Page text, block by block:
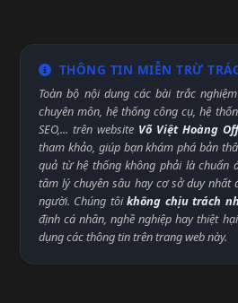
THÔNG TIN MIỄN TRỪ
Toàn bộ nội dung các bài trắc
chuyên môn, hệ thống công cụ, hệ
SEO,... trên website Võ Việt Hoàng
tham khảo, giúp bạn khám phá bản
quả từ hệ thống không phải là chuẩn
tâm lý chuyên sâu hay cơ sở duy nhất
người. Chúng tôikhông chịu trách
định cá nhân, nghề nghiệp hay thiệt
dụng các thông tin trên trang web này.